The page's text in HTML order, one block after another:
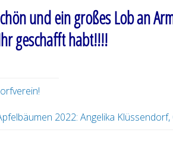
und ein großes Lob an
geschafft habt!!!!
2022: Angelika